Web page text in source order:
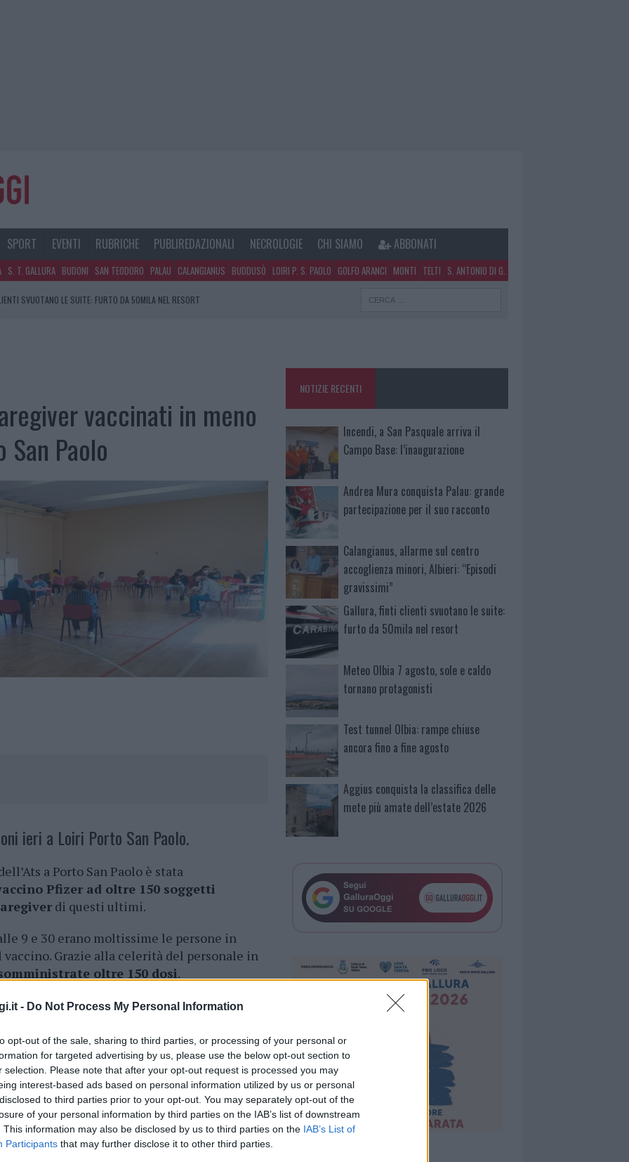
- Do Not Process My Personal Information
opt-out of the sale, sharing to third parties, or processing of your personal or
for targeted advertising by us, please use the below opt-out section to
selection. Please note that after your opt-out request is processed you may
interest-based ads based on personal information utilized by us or personal
to third parties prior to your opt-out. You may separately opt-out of the
of your personal information by third parties on the IAB’s list of downstream
This information may also be disclosed by us to third parties on the IAB’s List of
Participants that may further disclose it to other third parties.
SPORT EVENTI RUBRICHE PUBLIREDAZIONALI NECROLOGIE CHI SIAMO ABBONATI
S. T. GALLURA BUDONI SAN TEODORO PALAU CALANGIANUS BUDDUSÒ LOIRI P. S. PAOLO GOLFO ARANCI MONTI TELTI S. ANTONIO DI G.
SVUOTANO LE SUITE: FURTO DA 50MILA NEL RESORT
PARTECIPAZIONE PER IL SUO RACCONTO
vaccinati in meno
Paolo
ieri a Loiri Porto San Paolo.
a Porto San Paolo è stata
Pfizer ad oltre 150 soggetti
di questi ultimi.
9 e 30 erano moltissime le persone in
Grazie alla celerità del personale in
oltre 150 dosi.
Porto San Paolo ai quali è stata
imedici di baseal proprio
al di sotto dei sessanta anni si supererà il
per la riuscita della campagna vaccinale,
e i medici di base, la polizia locale e la
il sindaco Francesco Lai – . Una grande
NOTIZIE RECENTI
Incendi, a San Pasquale arriva il
Campo Base: l’inaugurazione
Andrea Mura conquista Palau: grande
partecipazione per il suo racconto
Calangianus, allarme sul centro
accoglienza minori, Albieri: “Episodi
gravissimi”
Gallura, finti clienti svuotano le suite:
furto da 50mila nel resort
Meteo Olbia 7 agosto, sole e caldo
tornano protagonisti
Test tunnel Olbia: rampe chiuse
ancora fino a fine agosto
Aggius conquista la classifica delle
mete più amate dell’estate 2026